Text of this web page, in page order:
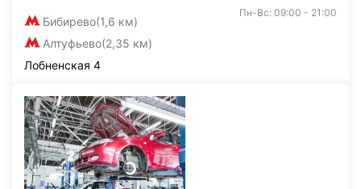
Бибирево(1,6 км)
Алтуфьево(2,35 км)
Пн-Вс: 09:00 - 21:00
Лобненская 4